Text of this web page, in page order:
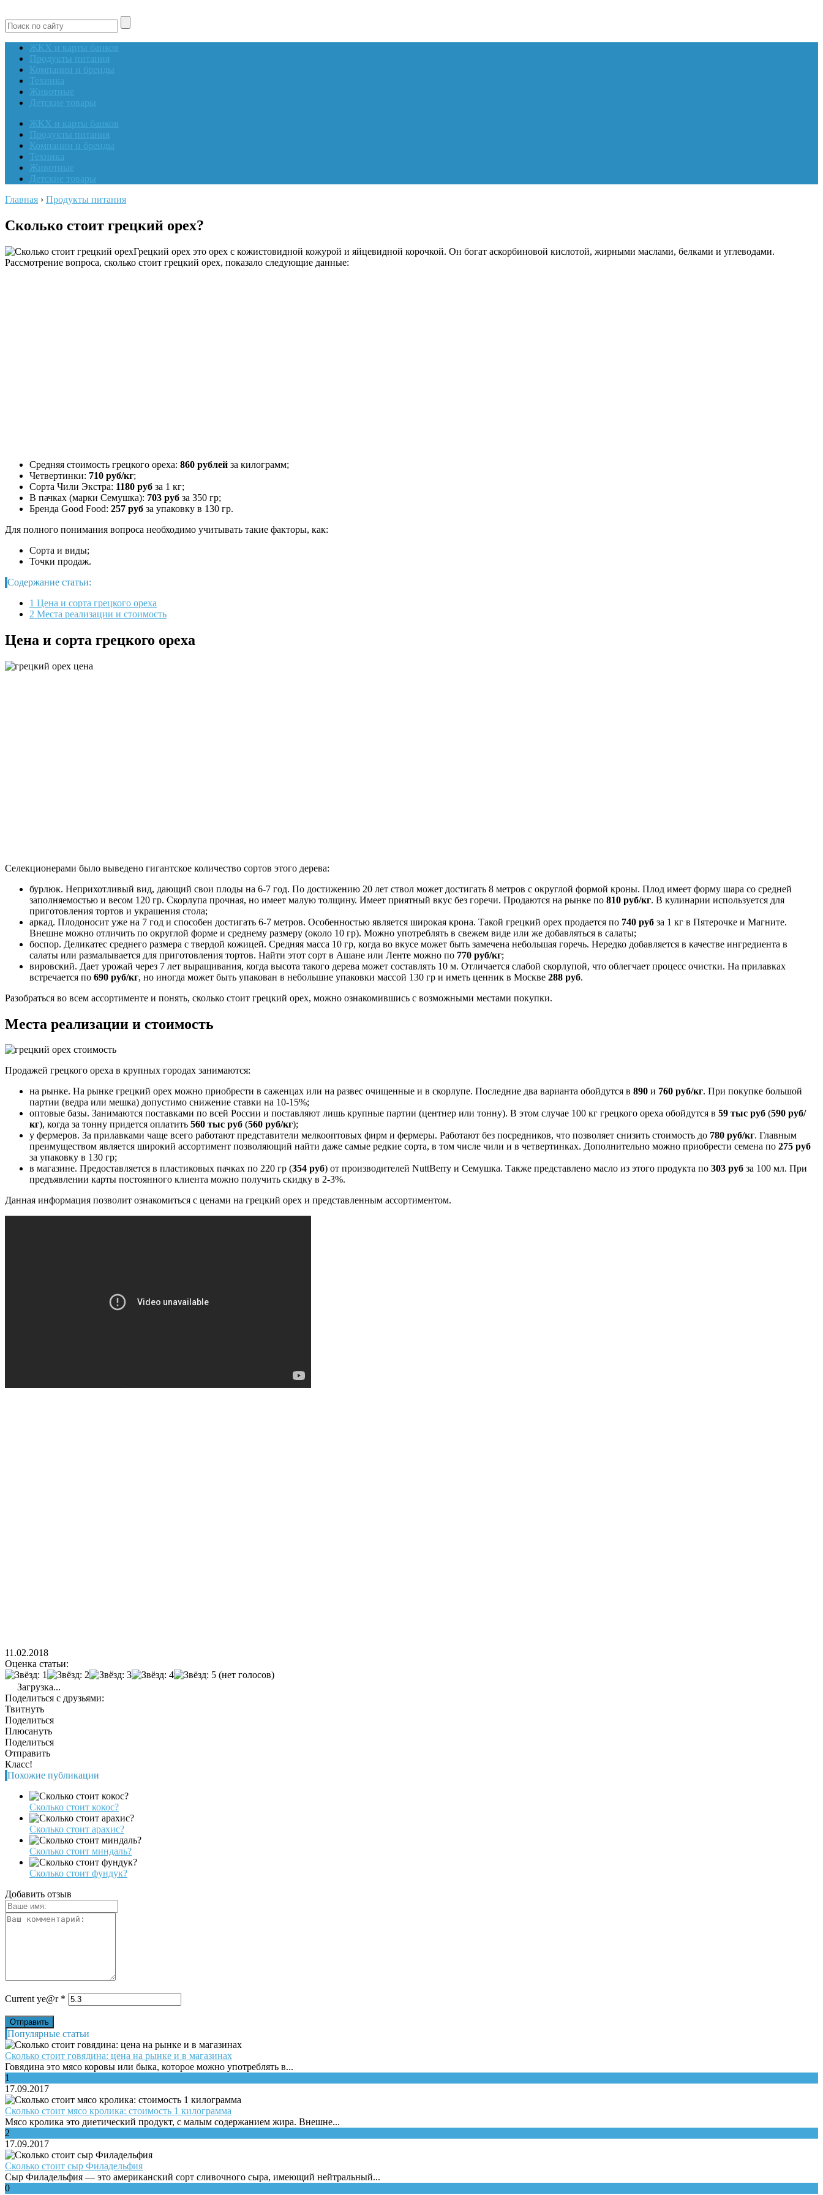
ЖКХ и карты банков
Продукты питания
Компании и бренды
Техника
Животные
Детские товары
ЖКХ и карты банков
Продукты питания
Компании и бренды
Техника
Животные
Детские товары
Главная › Продукты питания
Сколько стоит грецкий орех?
Грецкий орех это орех с кожистовидной кожурой и яйцевидной корочкой. Он богат аскорбиновой кислотой, жирными маслами, белками и углеводами.
Рассмотрение вопроса, сколько стоит грецкий орех, показало следующие данные:
Средняя стоимость грецкого ореха: 860 рублей за килограмм;
Четвертинки: 710 руб/кг;
Сорта Чили Экстра: 1180 руб за 1 кг;
В пачках (марки Семушка): 703 руб за 350 гр;
Бренда Good Food: 257 руб за упаковку в 130 гр.
Для полного понимания вопроса необходимо учитывать такие факторы, как:
Сорта и виды;
Точки продаж.
Содержание статьи:
1 Цена и сорта грецкого ореха
2 Места реализации и стоимость
Цена и сорта грецкого ореха
Селекционерами было выведено гигантское количество сортов этого дерева:
бурлюк. Неприхотливый вид, дающий свои плоды на 6-7 год. По достижению 20 лет ствол может достигать 8 метров с округлой формой кроны. Плод имеет форму шара со средней
заполняемостью и весом 120 гр. Скорлупа прочная, но имеет малую толщину. Имеет приятный вкус без горечи. Продаются на рынке по 810 руб/кг. В кулинарии используется для
приготовления тортов и украшения стола;
аркад. Плодоносит уже на 7 год и способен достигать 6-7 метров. Особенностью является широкая крона. Такой грецкий орех продается по 740 руб за 1 кг в Пятерочке и Магните.
Внешне можно отличить по округлой форме и среднему размеру (около 10 гр). Можно употреблять в свежем виде или же добавляться в салаты;
боспор. Деликатес среднего размера с твердой кожицей. Средняя масса 10 гр, когда во вкусе может быть замечена небольшая горечь. Нередко добавляется в качестве ингредиента в
салаты или размалывается для приготовления тортов. Найти этот сорт в Ашане или Ленте можно по 770 руб/кг;
вировский. Дает урожай через 7 лет выращивания, когда высота такого дерева может составлять 10 м. Отличается слабой скорлупой, что облегчает процесс очистки. На прилавках
встречается по 690 руб/кг, но иногда может быть упакован в небольшие упаковки массой 130 гр и иметь ценник в Москве 288 руб.
Разобраться во всем ассортименте и понять, сколько стоит грецкий орех, можно ознакомившись с возможными местами покупки.
Места реализации и стоимость
Продажей грецкого ореха в крупных городах занимаются:
на рынке. На рынке грецкий орех можно приобрести в саженцах или на развес очищенные и в скорлупе. Последние два варианта обойдутся в 890 и 760 руб/кг. При покупке большой
партии (ведра или мешка) допустимо снижение ставки на 10-15%;
оптовые базы. Занимаются поставками по всей России и поставляют лишь крупные партии (центнер или тонну). В этом случае 100 кг грецкого ореха обойдутся в 59 тыс руб (590 руб/
кг), когда за тонну придется оплатить 560 тыс руб (560 руб/кг);
у фермеров. За прилавками чаще всего работают представители мелкооптовых фирм и фермеры. Работают без посредников, что позволяет снизить стоимость до 780 руб/кг. Главным
преимуществом является широкий ассортимент позволяющий найти даже самые редкие сорта, в том числе чили и в четвертинках. Дополнительно можно приобрести семена по 275 руб
за упаковку в 130 гр;
в магазине. Предоставляется в пластиковых пачках по 220 гр (354 руб) от производителей NuttBerry и Семушка. Также представлено масло из этого продукта по 303 руб за 100 мл. При
предъявлении карты постоянного клиента можно получить скидку в 2-3%.
Данная информация позволит ознакомиться с ценами на грецкий орех и представленным ассортиментом.
11.02.2018
Оценка статьи:
(нет голосов)
Загрузка...
Поделиться с друзьями:
Твитнуть
Поделиться
Плюсануть
Поделиться
Отправить
Класс!
Похожие публикации
Сколько стоит кокос?
Сколько стоит арахис?
Сколько стоит миндаль?
Сколько стоит фундук?
Добавить отзыв
Current ye@r *
Популярные статьи
Сколько стоит говядина: цена на рынке и в магазинах
Говядина это мясо коровы или быка, которое можно употреблять в...
1
17.09.2017
Сколько стоит мясо кролика: стоимость 1 килограмма
Мясо кролика это диетический продукт, с малым содержанием жира. Внешне...
2
17.09.2017
Сколько стоит сыр Филадельфия
Сыр Филадельфия — это американский сорт сливочного сыра, имеющий нейтральный...
0